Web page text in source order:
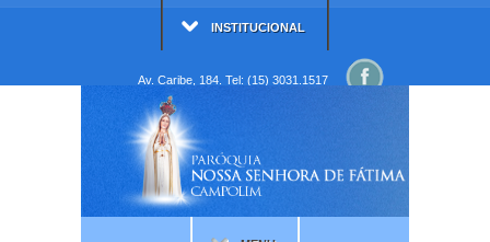
INSTITUCIONAL
Av. Caribe, 184. Tel: (15) 3031.1517